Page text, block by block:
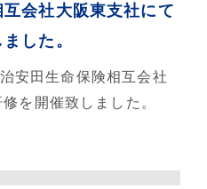
会社大阪東支社にて
した。
安田生命保険相互会社
を開催致しました。